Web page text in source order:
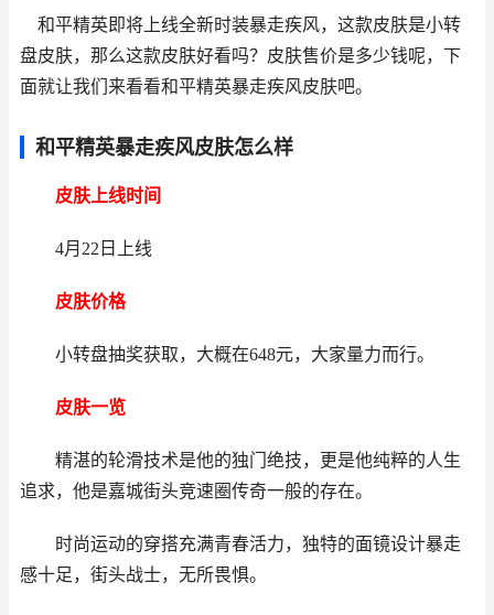
和平精英即将上线全新时装暴走疾风，这款皮肤是小转
盘皮肤，那么这款皮肤好看吗？皮肤售价是多少钱呢，下
面就让我们来看看和平精英暴走疾风皮肤吧。
和平精英暴走疾风皮肤怎么样
皮肤上线时间
4月22日上线
皮肤价格
小转盘抽奖获取，大概在648元，大家量力而行。
皮肤一览
精湛的轮滑技术是他的独门绝技，更是他纯粹的人生
追求，他是嘉城街头竞速圈传奇一般的存在。
时尚运动的穿搭充满青春活力，独特的面镜设计暴走
感十足，街头战士，无所畏惧。